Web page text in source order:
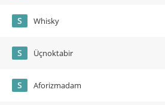
S Whisky
S Üçnoktabir
S Aforizmadam